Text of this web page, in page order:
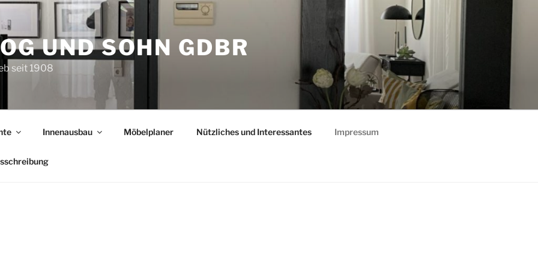
UND SOHN GDBR
seit 1908
Innenausbau Möbelplaner Nützliches und Interessantes Impressum